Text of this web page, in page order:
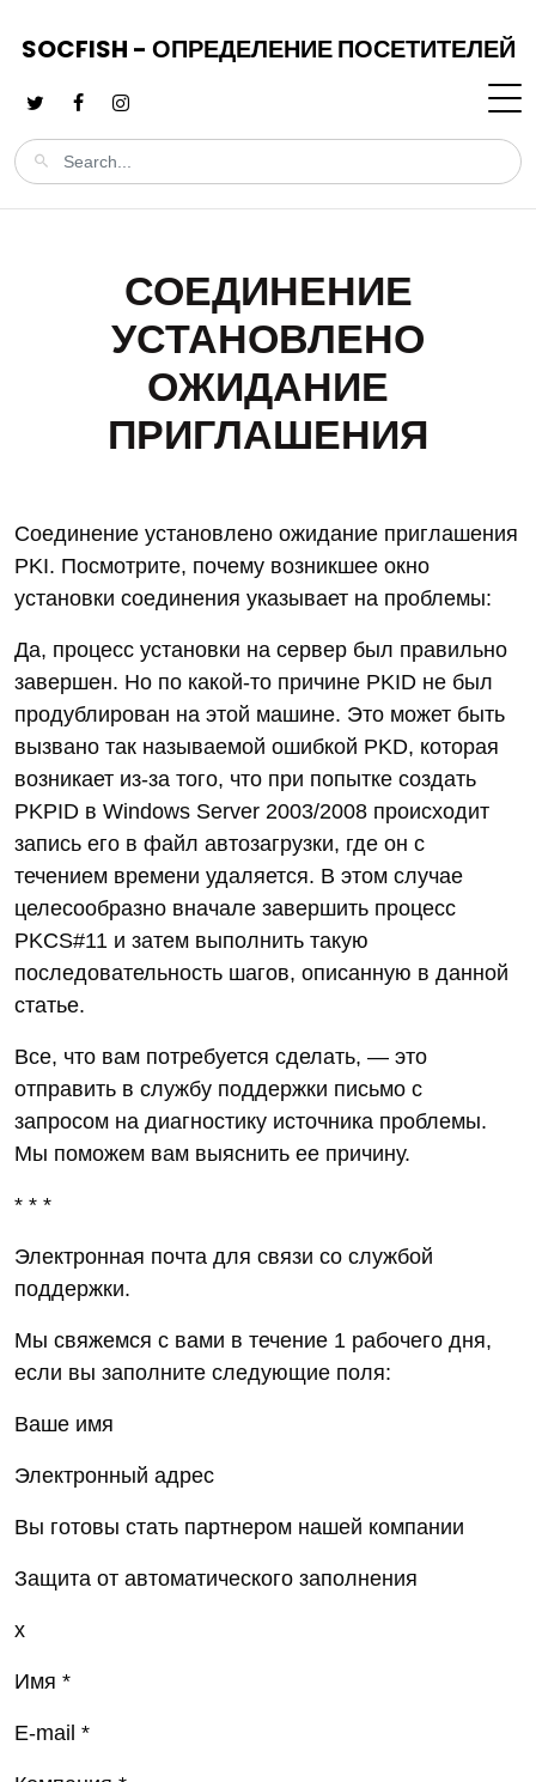
SOCFISH - ОПРЕДЕЛЕНИЕ ПОСЕТИТЕЛЕЙ
СОЕДИНЕНИЕ
УСТАНОВЛЕНО
ОЖИДАНИЕ
ПРИГЛАШЕНИЯ
Соединение установлено ожидание приглашения
PKI. Посмотрите, почему возникшее окно
установки соединения указывает на проблемы:
Да, процесс установки на сервер был правильно
завершен. Но по какой-то причине PKID не был
продублирован на этой машине. Это может быть
вызвано так называемой ошибкой PKD, которая
возникает из-за того, что при попытке создать
PKPID в Windows Server 2003/2008 происходит
запись его в файл автозагрузки, где он с
течением времени удаляется. В этом случае
целесообразно вначале завершить процесс
PKCS#11 и затем выполнить такую
последовательность шагов, описанную в данной
статье.
Все, что вам потребуется сделать, — это
отправить в службу поддержки письмо с
запросом на диагностику источника проблемы.
Мы поможем вам выяснить ее причину.
* * *
Электронная почта для связи со службой
поддержки.
Мы свяжемся с вами в течение 1 рабочего дня,
если вы заполните следующие поля:
Ваше имя
Электронный адрес
Вы готовы стать партнером нашей компании
Защита от автоматического заполнения
x
Имя *
E-mail *